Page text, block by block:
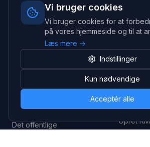
Vi bruger cookies
Vi bruger cookies for at
på vores hjemmeside og til at
Læs mere →
Indstillinger
Kun nødvendige
Acceptér alle
Salgsafdeling
Strevelinsvej 20, 7000 Fredericia
+45 70 27 80 27
salg@headsets.nu
CVR: 39774984
Bæredygtighed & refurb
Logistik & driftssikkerhed
Det offentlige
Support
>> Gå
Opret